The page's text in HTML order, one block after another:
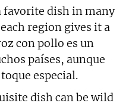
favorite dish in many
region gives it a
con pollo es un
países, aunque
especial.
dish can be wild